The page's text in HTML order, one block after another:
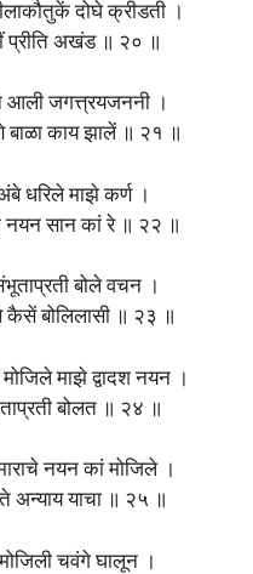
दोघे क्रीडती ।
प्रीति अखंड ॥ २० ॥
आली जगत्त्रयजननी ।
बाळा काय झालें ॥ २१ ॥
धरिले माझे कर्ण ।
नयन सान कां रे ॥ २२ ॥
बोले वचन ।
कैसें बोलिलासी ॥ २३ ॥
माझे द्वादश नयन ।
बोलत ॥ २४ ॥
नयन कां मोजिले ।
अन्याय याचा ॥ २५ ॥
चवंगे घालून ।